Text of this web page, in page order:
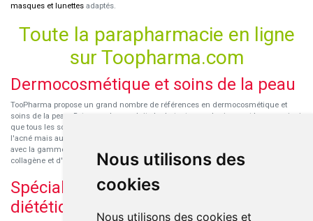
Nous utilisons des
cookies
Nous utilisons des cookies et
masques et lunettes adaptés.
Toute la parapharmacie en ligne
sur Toopharma.com
Dermocosmétique et soins de la peau
TooPharma propose un grand nombre de références en dermocosmétique et
soins de la peau. Retrouvez les produits hydratants pour le visage et le corps ainsi
que tous les soins pour peaux sensibles ou à tendance atopique, les soins pour
l'acné mais aussi des démaquillants. Découvrez nos nouvelles références SVR
avec la gamme anti-âge pour les peaux encore jeunes
collagène et d'acide hyaluronique.
Spécialisation en micronutrition et
diététique